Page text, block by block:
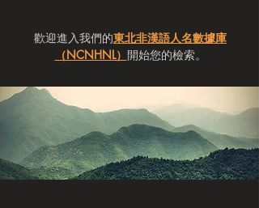
歡迎進入我們的東北非漢語人名數據庫
（NCNHNL） 開始您的檢索。